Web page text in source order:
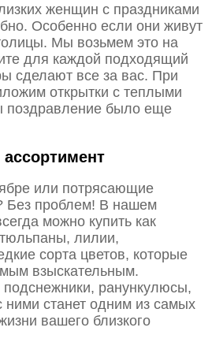
женщин с праздниками
Особенно если они живут
Мы возьмем это на
для каждой подходящий
сделают все за вас. При
открытки с теплыми
поздравление было еще
или потрясающие
Без проблем! В нашем
можно купить как
лилии,
сорта цветов, которые
взыскательным.
ранункулюсы,
ними станет одним из самых
вашего близкого